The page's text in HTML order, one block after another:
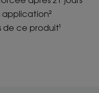
application²
de ce produit¹